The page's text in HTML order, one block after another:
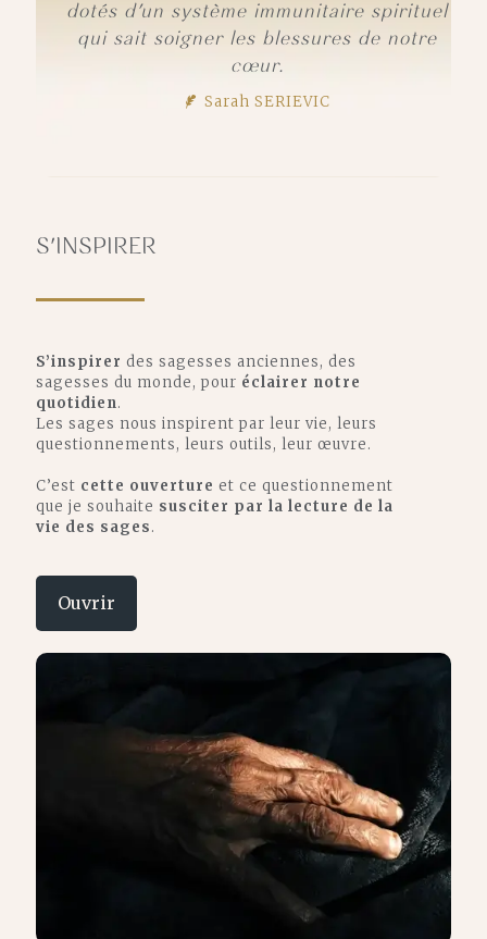
dotés d'un système immunitaire spirituel
qui sait soigner les blessures de notre
cœur.
Sarah SERIEVIC
S'INSPIRER
S’inspirer des sagesses anciennes, des
sagesses du monde, pour éclairer notre
quotidien.
Les sages nous inspirent par leur vie, leurs
questionnements, leurs outils, leur œuvre.
C’est cette ouverture et ce questionnement
que je souhaite susciter par la lecture de la
vie des sages.
Ouvrir